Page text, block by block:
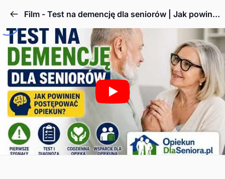
Film - Test na demencję dla seniorów | Jak powinien postępować opiekun seniora, gdy podejrzewa demencję?